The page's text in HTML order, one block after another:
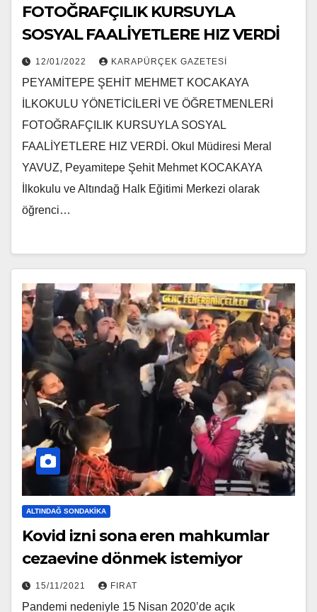
FOTOĞRAFÇILIK KURSUYLA
SOSYAL FAALİYETLERE HIZ VERDİ
12/01/2022 KARAPÜRÇEK GAZETESİ
PEYAMİTEPE ŞEHİT MEHMET KOCAKAYA
İLKOKULU YÖNETİCİLERİ VE ÖĞRETMENLERİ
FOTOĞRAFÇILIK KURSUYLA SOSYAL
FAALİYETLERE HIZ VERDİ. Okul Müdiresi Meral
YAVUZ, Peyamitepe Şehit Mehmet KOCAKAYA
İlkokulu ve Altındağ Halk Eğitimi Merkezi olarak
öğrenci…
ALTINDAĞ SONDAKIKA
Kovid izni sona eren mahkumlar
cezaevine dönmek istemiyor
15/11/2021 FIRAT
Pandemi nedeniyle 15 Nisan 2020’de açık